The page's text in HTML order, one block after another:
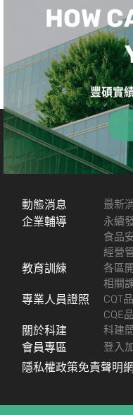
HOW
豐碩實
動態消息 最新
企業輔導 永續
食品
經營
教育訓練 各區
相關
專業人員證照 CQT
CQE
關於科建 科建
會員專區 登入
隱私權政策免責聲明